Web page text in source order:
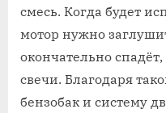
смесь. Когда будет
мотор нужно
окончательно
свечи. Благодаря
бензобак и систему